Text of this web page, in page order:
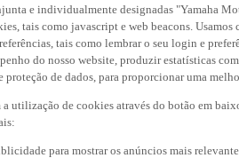
e individualmente designadas "Yamaha
tais como javascript e web beacons.
tais como lembrar o seu login e
do nosso website, produzir estatísticas
proteção de dados, para proporcionar uma
a utilização de cookies através do botão em
para mostrar os anúncios mais